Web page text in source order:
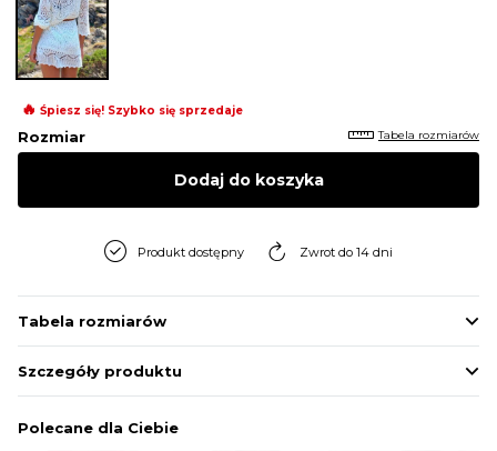
🔥 Śpiesz się! Szybko się sprzedaje
Rozmiar Tabela rozmiarów
Dodaj do koszyka
Produkt dostępny Zwrot do 14 dni
Tabela rozmiarów
Szczegóły produktu
Polecane dla Ciebie